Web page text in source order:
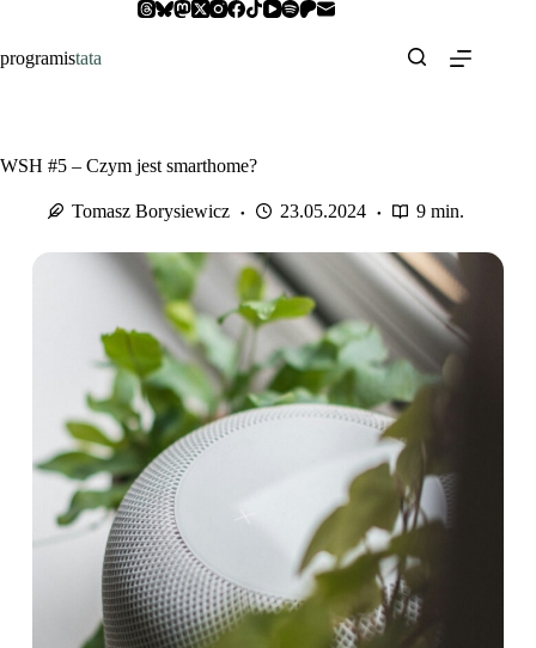
treści
programistata
WSH #5 – Czym jest smarthome?
Tomasz Borysiewicz 23.05.2024 9 min.